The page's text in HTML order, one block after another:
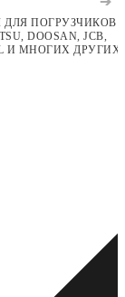
ПОГРУЗЧИКОВ
DOOSAN, JCB,
И МНОГИХ ДРУГИХ